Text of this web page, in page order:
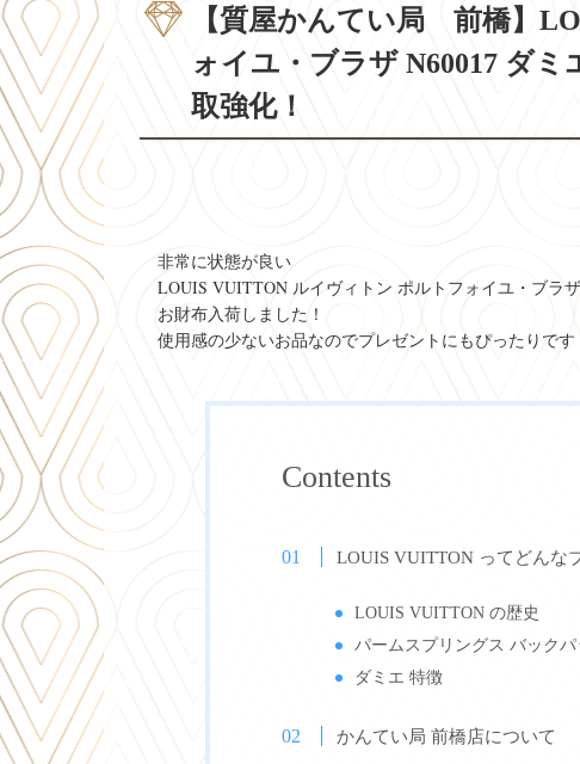
【質屋かんてい局 前橋】
ォイユ・ブラザ N60017 ダ
取強化！
非常に状態が良い
LOUIS VUITTON ルイヴィトン ポルトフォイユ・ブラザ
お財布入荷しました！
使用感の少ないお品なのでプレゼントにもぴったりです
Contents
LOUIS VUITTON ってどんな
LOUIS VUITTON の歴史
パームスプリングス バック
ダミエ 特徴
かんてい局 前橋店について